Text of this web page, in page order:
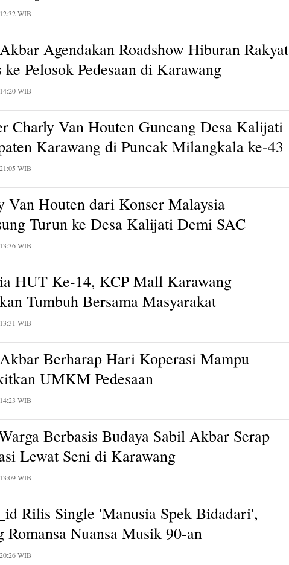
12:32 WIB
Agendakan Roadshow Hiburan Rakyat
Pelosok Pedesaan di Karawang
14:20 WIB
Charly Van Houten Guncang Desa Kalijati
Karawang di Puncak Milangkala ke-43
21:05 WIB
Van Houten dari Konser Malaysia
Turun ke Desa Kalijati Demi SAC
13:36 WIB
HUT Ke-14, KCP Mall Karawang
Tumbuh Bersama Masyarakat
13:31 WIB
Berharap Hari Koperasi Mampu
UMKM Pedesaan
14:23 WIB
Berbasis Budaya Sabil Akbar Serap
Lewat Seni di Karawang
13:09 WIB
Rilis Single 'Manusia Spek Bidadari',
Romansa Nuansa Musik 90-an
20:26 WIB